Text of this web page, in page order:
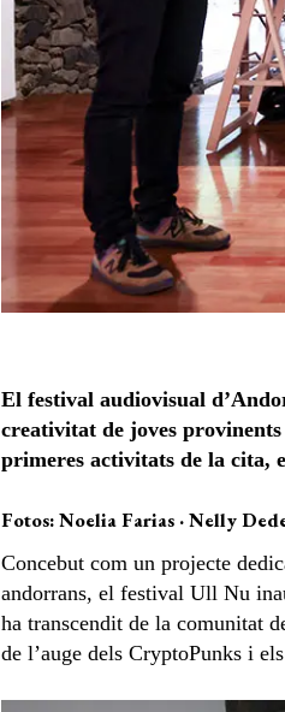
El festival audiovisual
creativitat de joves
primeres activitats de la cita,
Fotos: Noelia Farias · Nelly
Concebut com un projecte
andorrans, el festival Ull Nu
ha transcendit de la comunitat
de l’auge dels CryptoPunks i